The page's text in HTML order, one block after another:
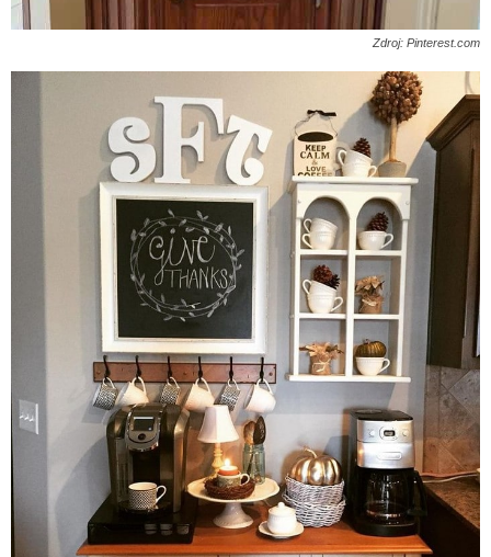
Zdroj: Pinterest.com